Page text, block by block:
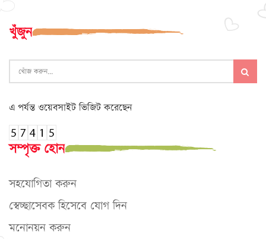
খুঁজুন
এ পর্যন্ত ওয়েবসাইট ভিজিট করেছেন
সম্পৃক্ত হোন
সহযোগিতা করুন
স্বেচ্ছাসেবক হিসেবে যোগ দিন
মনোনয়ন করুন